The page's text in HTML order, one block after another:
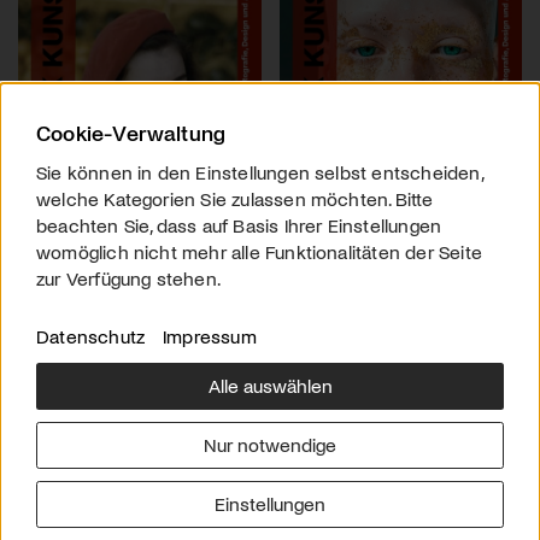
Über uns
Downloads
Werben
Impressum
Cookie-Verwaltung
Sie können in den Einstellungen selbst entscheiden,
welche Kategorien Sie zulassen möchten. Bitte
beachten Sie, dass auf Basis Ihrer Einstellungen
womöglich nicht mehr alle Funktionalitäten der Seite
zur Verfügung stehen.
Datenschutz Impressum
Alle auswählen
Nur notwendige
Einstellungen